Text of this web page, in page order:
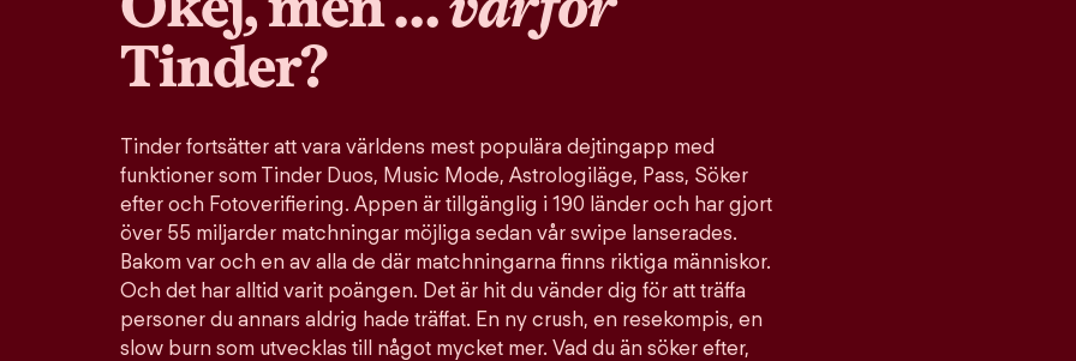
Tinder?
Tinder fortsätter att vara världens mest populära dejtingapp med
funktioner som Tinder Duos, Music Mode, Astrologiläge, Pass, Söker
efter och Fotoverifiering. Appen är tillgänglig i 190 länder och har gjort
över 55 miljarder matchningar möjliga sedan vår swipe lanserades.
Bakom var och en av alla de där matchningarna finns riktiga människor.
Och det har alltid varit poängen. Det är hit du vänder dig för att träffa
personer du annars aldrig hade träffat. En ny crush, en resekompis, en
slow burn som utvecklas till något mycket mer. Vad du än söker efter,